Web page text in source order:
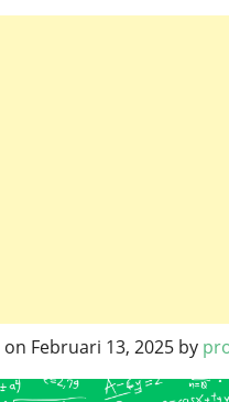
Februari 13, 2025 by